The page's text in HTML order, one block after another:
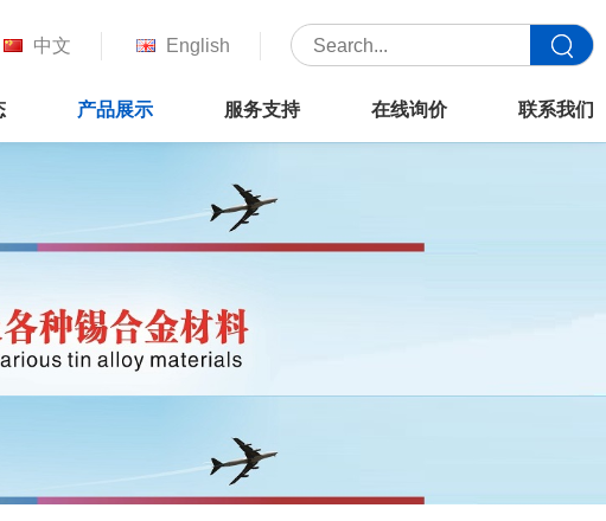
中文 English
产品展示 服务支持 在线询价 联系我们